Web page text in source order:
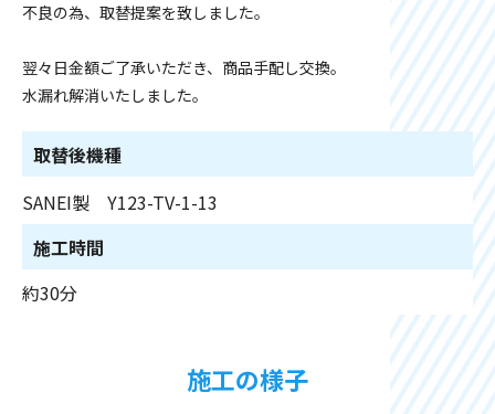
不良の為、取替提案を致しました。
翌々日金額ご了承いただき、商品手配し交換。
水漏れ解消いたしました。
取替後機種
SANEI製 Y123-TV-1-13
施工時間
約30分
施工の様子